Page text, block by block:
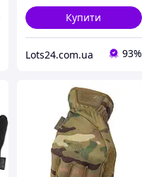
Купити
Lots24.com.ua 93%